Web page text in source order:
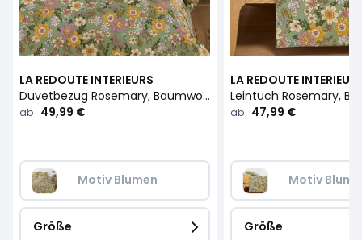
LA REDOUTE INTERIEURS
Duvetbezug Rosemary, Baumwolle/vorgewaschenes Leinen, grün
ab 49,99 €
Motiv Blumen
Größe
LA REDOUTE
ab 47,99 €
Motiv
Größe